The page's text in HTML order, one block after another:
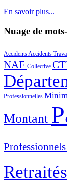
En savoir plus...
Nuage de
Accidents Accidents
NAF Collective
Professionnelles
Montant
Professionnels
Retraités